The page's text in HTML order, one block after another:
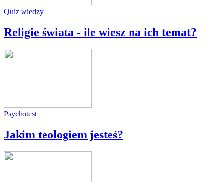
Quiz wiedzy
Religie świata - ile wiesz na ich temat?
Psychotest
Jakim teologiem jesteś?